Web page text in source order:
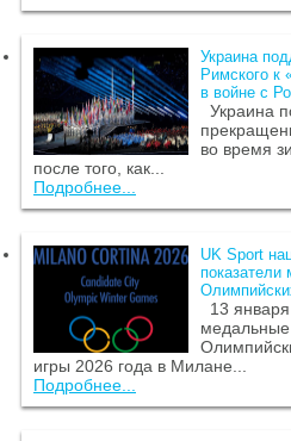
Украина
Римского к
в войне с
Украина
во время
после того, как...
Подробнее...
UK Sport
показатели
13
игры 2026 года в Милане...
Подробнее...